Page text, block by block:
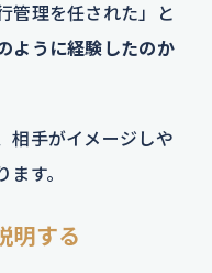
管理を任された」と
ように経験したのか
相手がイメージしや
す。
明する